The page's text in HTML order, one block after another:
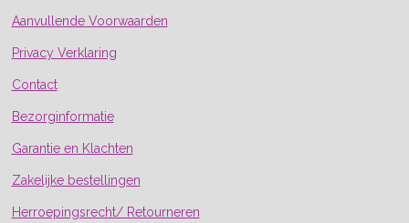
Aanvullende Voorwaarden
Privacy Verklaring
Contact
Bezorginformatie
Garantie en Klachten
Zakelijke bestellingen
Herroepingsrecht/ Retourneren